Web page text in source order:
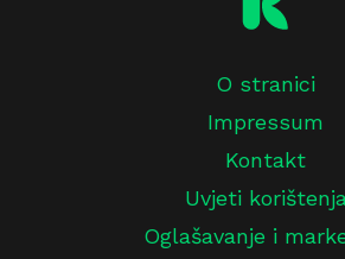
O stranici
Impressum
Kontakt
Uvjeti
Oglašavanje i